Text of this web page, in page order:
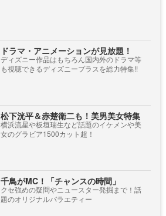
ドラマ・アニメーションが見放題！
ディズニー作品はもちろん国内外のドラマ等
も視聴できるディズニープラスを総力特集!!
松下洸平＆赤楚衛二も！美男美女特集
横浜流星や板垣瑞生など話題のイケメンや美
女のグラビア1500カット超！
千鳥がMC！「チャンスの時間」
クセ強めの疑問やニュースター発掘まで！話
題のオリジナルバラエティー